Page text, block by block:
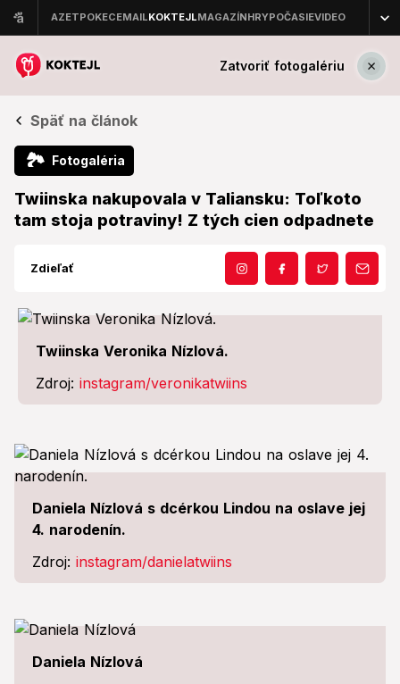
Zatvoriť fotogalériu
Späť na článok
🏞 Fotogaléria
Twiinska nakupovala v Taliansku: Toľkoto
tam stoja potraviny! Z tých cien odpadnete
Zdieľať
Twiinska Veronika Nízlová.
Zdroj: instagram/veronikatwiins
Daniela Nízlová s dcérkou Lindou na oslave jej
4. narodenín.
Zdroj: instagram/danielatwiins
Daniela Nízlová